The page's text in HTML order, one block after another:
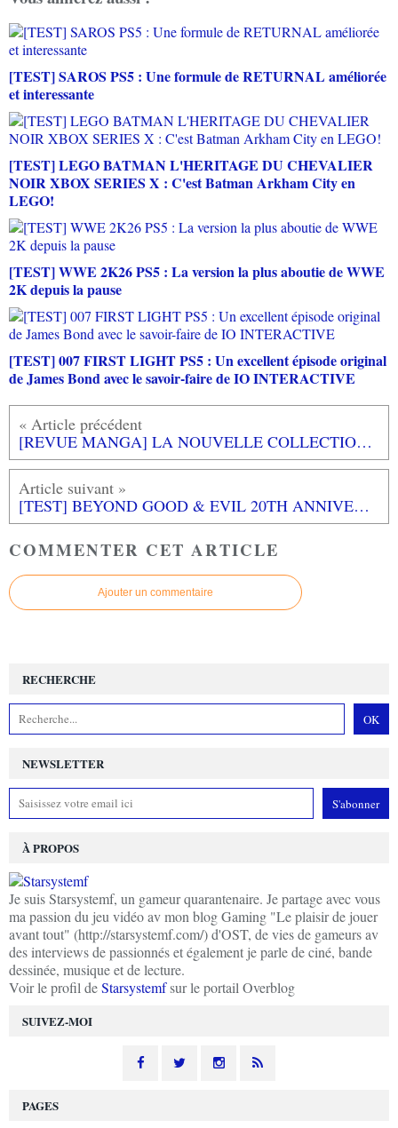
[TEST] SAROS PS5 : Une formule de RETURNAL améliorée
et interessante
[TEST] LEGO BATMAN L'HERITAGE DU CHEVALIER
NOIR XBOX SERIES X : C'est Batman Arkham City en
LEGO!
[TEST] WWE 2K26 PS5 : La version la plus aboutie de WWE
2K depuis la pause
[TEST] 007 FIRST LIGHT PS5 : Un excellent épisode original
de James Bond avec le savoir-faire de IO INTERACTIVE
[REVUE MANGA] LA NOUVELLE COLLECTION DE RUE DE SEVRES : LE RENARD DORE
[TEST] BEYOND GOOD & EVIL 20TH ANNIVERSARY EDITION PS5 : Un joli remaster en attendant la suite
COMMENTER CET ARTICLE
Ajouter un commentaire
NEWSLETTER
SUIVEZ-MOI
RECHERCHE
À PROPOS
Je suis Starsystemf, un gameur quarantenaire. Je partage avec vous
ma passion du jeu vidéo av mon blog Gaming "Le plaisir de jouer
avant tout" (http://starsystemf.com/) d'OST, de vies de gameurs av
des interviews de passionnés et également je parle de ciné, bande
dessinée, musique et de lecture.
Voir le profil deStarsystemfsur le portail Overblog
PAGES